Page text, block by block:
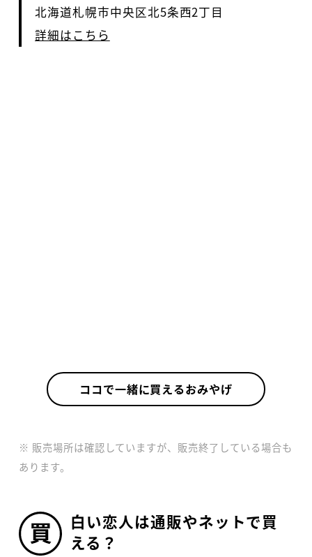
北海道札幌市中央区北5条西2丁目
詳細はこちら
ココで一緒に買えるおみやげ
※ 販売場所は確認していますが、販売終了している場合も
あります。
白い恋人は通販やネットで買
える？